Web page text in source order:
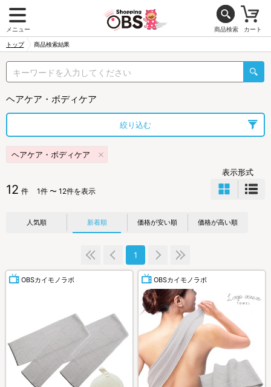
メニュー 商品検索 カート
トップ 商品検索結果
ヘアケア・ボディケア
絞り込む
ヘアケア・ボディケア
12 件 1件 〜 12件を表示
表示形式
人気順 新着順 価格が安い順 価格が高い順
1
OBSカイモノラボ OBSカイモノラボ